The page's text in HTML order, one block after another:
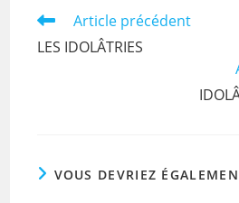
o
o
p
Read
articles
Article précédent
LES IDOLÂTRIES
VOUS DEVRIEZ